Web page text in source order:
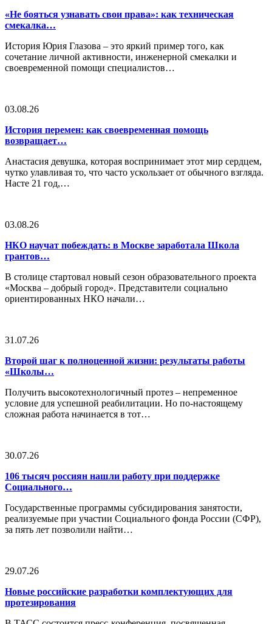
«Не бояться узнавать свои права»: как техническая
смекалка…
История Юрия Глазова – это яркий пример того, как
сочетание личной активности, инженерной смекалки и
своевременной помощи специалистов…
03.08.26
История перемен: как своевременная помощь
возвращает…
Анастасия девушка, которая воспринимает этот мир сердцем,
чутко улавливая то, что часто ускользает от обычного взгляда.
Насте 21 год,…
03.08.26
НКО научат побеждать: в Москве заработала Школа
грантов…
В столице стартовал новый сезон образовательного проекта
«Москва – добрый город». Представители социально
ориентированных НКО начали…
31.07.26
Второй шаг к полноценной жизни: результаты работы
«Школы…
Получить высокотехнологичный протез – непременное
условие для успешной реабилитации. Но по-настоящему
сложная работа начинается в тот…
30.07.26
106 тысяч россиян нашли работу при поддержке
Социального…
Государственные программы субсидирования занятости,
реализуемые при участии Социального фонда России (СФР),
за пять лет позволили найти…
29.07.26
Новые российские разработки комплектующих для
протезирования